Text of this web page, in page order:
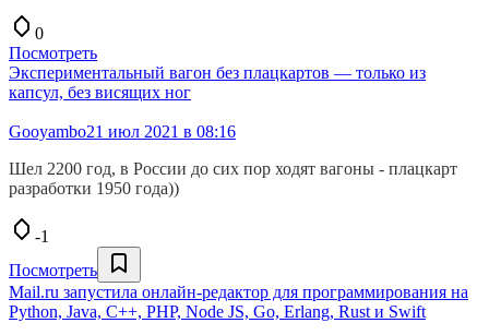
0
Посмотреть
Экспериментальный вагон без плацкартов — только из
капсул, без висящих ног
Gooyambo21 июл 2021 в 08:16
Шел 2200 год, в России до сих пор ходят вагоны - плацкарт
разработки 1950 года))
-1
Посмотреть
Mail.ru запустила онлайн-редактор для программирования на
Python, Java, C++, PHP, Node JS, Go, Erlang, Rust и Swift